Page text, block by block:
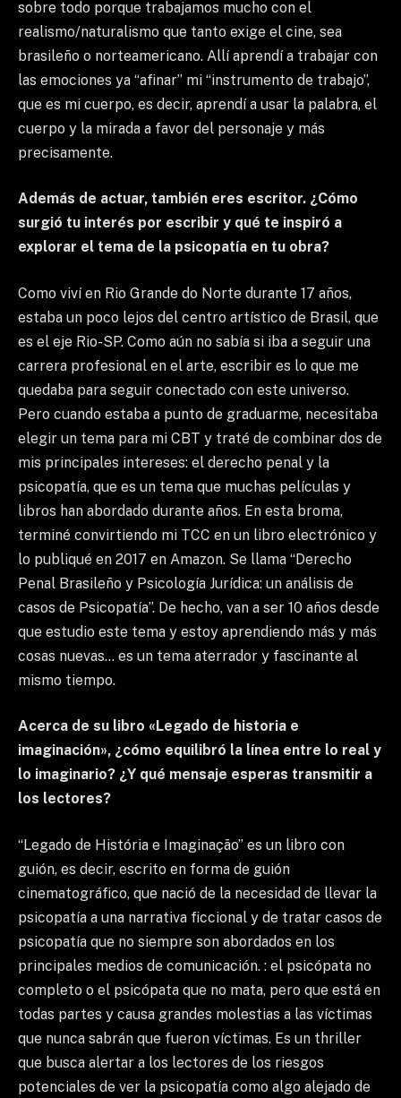
sobre todo porque trabajamos mucho con el
realismo/naturalismo que tanto exige el cine, sea
brasileño o norteamericano. Allí aprendí a trabajar con
las emociones ya “afinar” mi “instrumento de trabajo”,
que es mi cuerpo, es decir, aprendí a usar la palabra, el
cuerpo y la mirada a favor del personaje y más
precisamente.
Además de actuar, también eres escritor. ¿Cómo
surgió tu interés por escribir y qué te inspiró a
explorar el tema de la psicopatía en tu obra?
Como viví en Rio Grande do Norte durante 17 años,
estaba un poco lejos del centro artístico de Brasil, que
es el eje Rio-SP. Como aún no sabía si iba a seguir una
carrera profesional en el arte, escribir es lo que me
quedaba para seguir conectado con este universo.
Pero cuando estaba a punto de graduarme, necesitaba
elegir un tema para mi CBT y traté de combinar dos de
mis principales intereses: el derecho penal y la
psicopatía, que es un tema que muchas películas y
libros han abordado durante años. En esta broma,
terminé convirtiendo mi TCC en un libro electrónico y
lo publiqué en 2017 en Amazon. Se llama “Derecho
Penal Brasileño y Psicología Jurídica: un análisis de
casos de Psicopatía”. De hecho, van a ser 10 años desde
que estudio este tema y estoy aprendiendo más y más
cosas nuevas… es un tema aterrador y fascinante al
mismo tiempo.
Acerca de su libro «Legado de historia e
imaginación», ¿cómo equilibró la línea entre lo real y
lo imaginario? ¿Y qué mensaje esperas transmitir a
los lectores?
“Legado de História e Imaginação” es un libro con
guión, es decir, escrito en forma de guión
cinematográfico, que nació de la necesidad de llevar la
psicopatía a una narrativa ficcional y de tratar casos de
psicopatía que no siempre son abordados en los
principales medios de comunicación. : el psicópata no
completo o el psicópata que no mata, pero que está en
todas partes y causa grandes molestias a las víctimas
que nunca sabrán que fueron víctimas. Es un thriller
que busca alertar a los lectores de los riesgos
potenciales de ver la psicopatía como algo alejado de